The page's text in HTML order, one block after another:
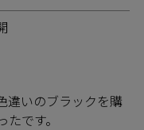
違いのブラックを購
です。